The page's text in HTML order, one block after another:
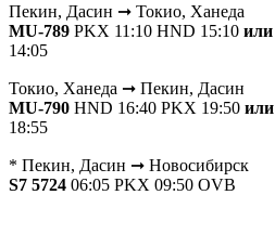
Пекин, Дасин ➞ Токио, Ханеда
MU-789 PKX 11:10 HND 15:10 или
14:05
Токио, Ханеда ➞ Пекин, Дасин
MU-790 HND 16:40 PKX 19:50 или
18:55
* Пекин, Дасин ➞ Новосибирск
S7 5724 06:05 PKX 09:50 OVB